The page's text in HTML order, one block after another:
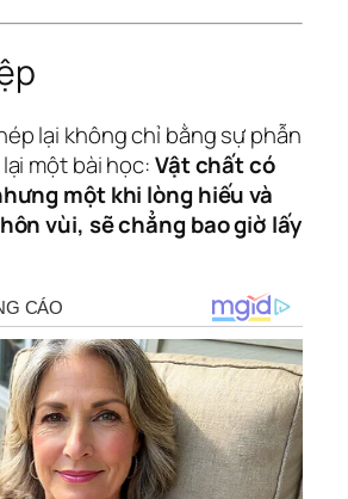
lại không chỉ bằng sự phẫn
một bài học:Vật chất có
một khi lòng hiếu và
vùi, sẽ chẳng bao giờ lấy